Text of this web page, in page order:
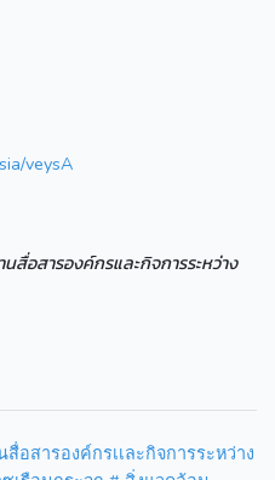
veysA
สื่อสารองค์กรและกิจการระหว่าง
สื่อสารองค์กรเเละกิจการระหว่าง